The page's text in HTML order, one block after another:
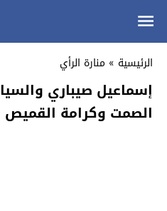
الرئيسية » منارة الرأي
إسماعيل صيباري
الصمت وكرامة